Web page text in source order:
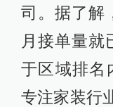
司。据了解
月接单量就
于区域排名
专注家装行